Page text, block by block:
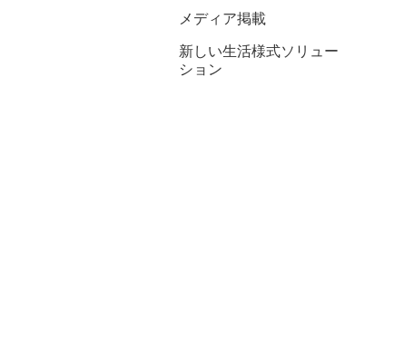
メディア掲載
新しい生活様式ソリュー
ション